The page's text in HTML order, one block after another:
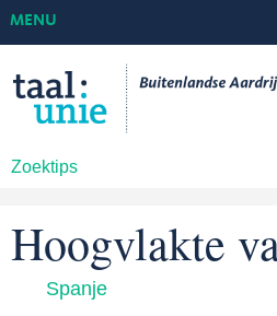
Zoektips
MENU
Hoogvlakte
Spanje